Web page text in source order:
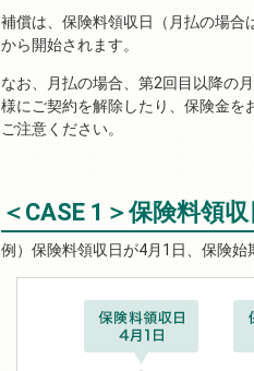
補償は、保険料領収日（月払の場合
から開始されます。
なお、月払の場合、第2回目以降の
様にご契約を解除したり、保険金を
ご注意ください。
＜CASE 1＞保険料領
保険料領収日が4月1日、保険始